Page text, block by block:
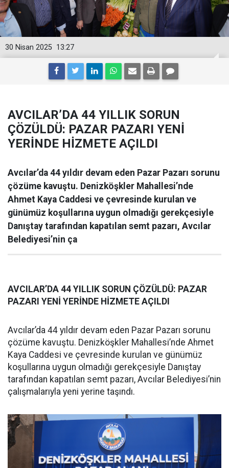
13:27
30 Nisan 2025
AVCILAR’DA 44 YILLIK SORUN
ÇÖZÜLDÜ: PAZAR PAZARI YENİ
YERİNDE HİZMETE AÇILDI
Avcılar’da 44 yıldır devam eden Pazar Pazarı sorunu
çözüme kavuştu. Denizköşkler Mahallesi’nde
Ahmet Kaya Caddesi ve çevresinde kurulan ve
günümüz koşullarına uygun olmadığı gerekçesiyle
Danıştay tarafından kapatılan semt pazarı, Avcılar
Belediyesi’nin ça
AVCILAR’DA 44 YILLIK SORUN ÇÖZÜLDÜ: PAZAR
PAZARI YENİ YERİNDE HİZMETE AÇILDI
Avcılar’da 44 yıldır devam eden Pazar Pazarı sorunu
çözüme kavuştu. Denizköşkler Mahallesi’nde Ahmet
Kaya Caddesi ve çevresinde kurulan ve günümüz
koşullarına uygun olmadığı gerekçesiyle Danıştay
tarafından kapatılan semt pazarı, Avcılar Belediyesi’nin
çalışmalarıyla yeni yerine taşındı.